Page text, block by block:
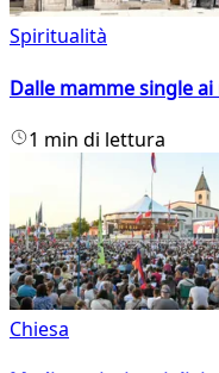
Spiritualità
Dalle mamme single
1 min di lettura
Chiesa